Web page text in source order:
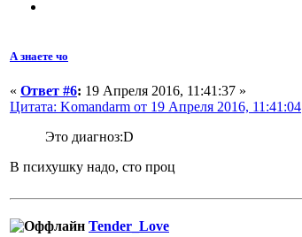
А знаете чо
« Ответ #6: 19 Апреля 2016, 11:41:37 »
Цитата: Komandarm от 19 Апреля 2016, 11:41:04
Это диагноз:D
В психушку надо, сто проц
Tender_Love